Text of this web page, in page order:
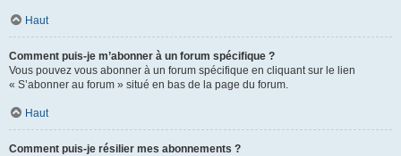
Haut
Comment puis-je m’abonner à un forum spécifique ?
Vous pouvez vous abonner à un forum spécifique en cliquant sur le lien
« S’abonner au forum » situé en bas de la page du forum.
Haut
Comment puis-je résilier mes abonnements ?